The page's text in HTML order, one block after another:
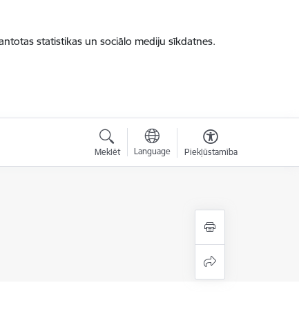
statistikas un sociālo mediju sīkdatnes.
Meklēt Language Piekļūstamība